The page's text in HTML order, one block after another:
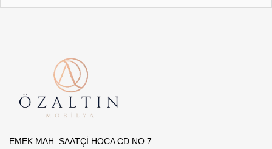
EMEK MAH. SAATÇİ HOCA CD NO:7